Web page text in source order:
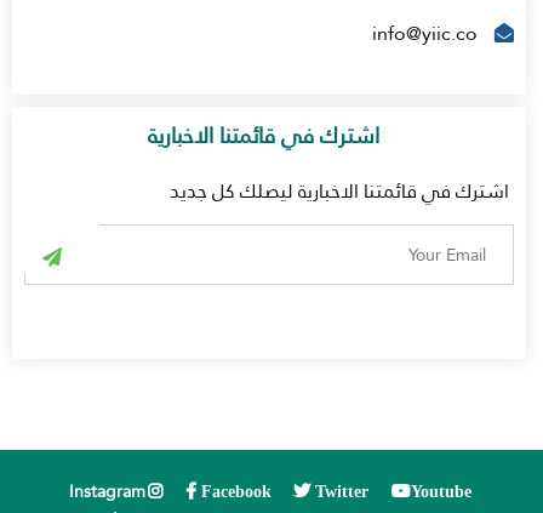
info@yiic.co
اشترك في قائمتنا الاخبارية
اشترك في قائمتنا الاخبارية ليصلك كل جديد
Youtube
Twitter
Facebook
Instagram